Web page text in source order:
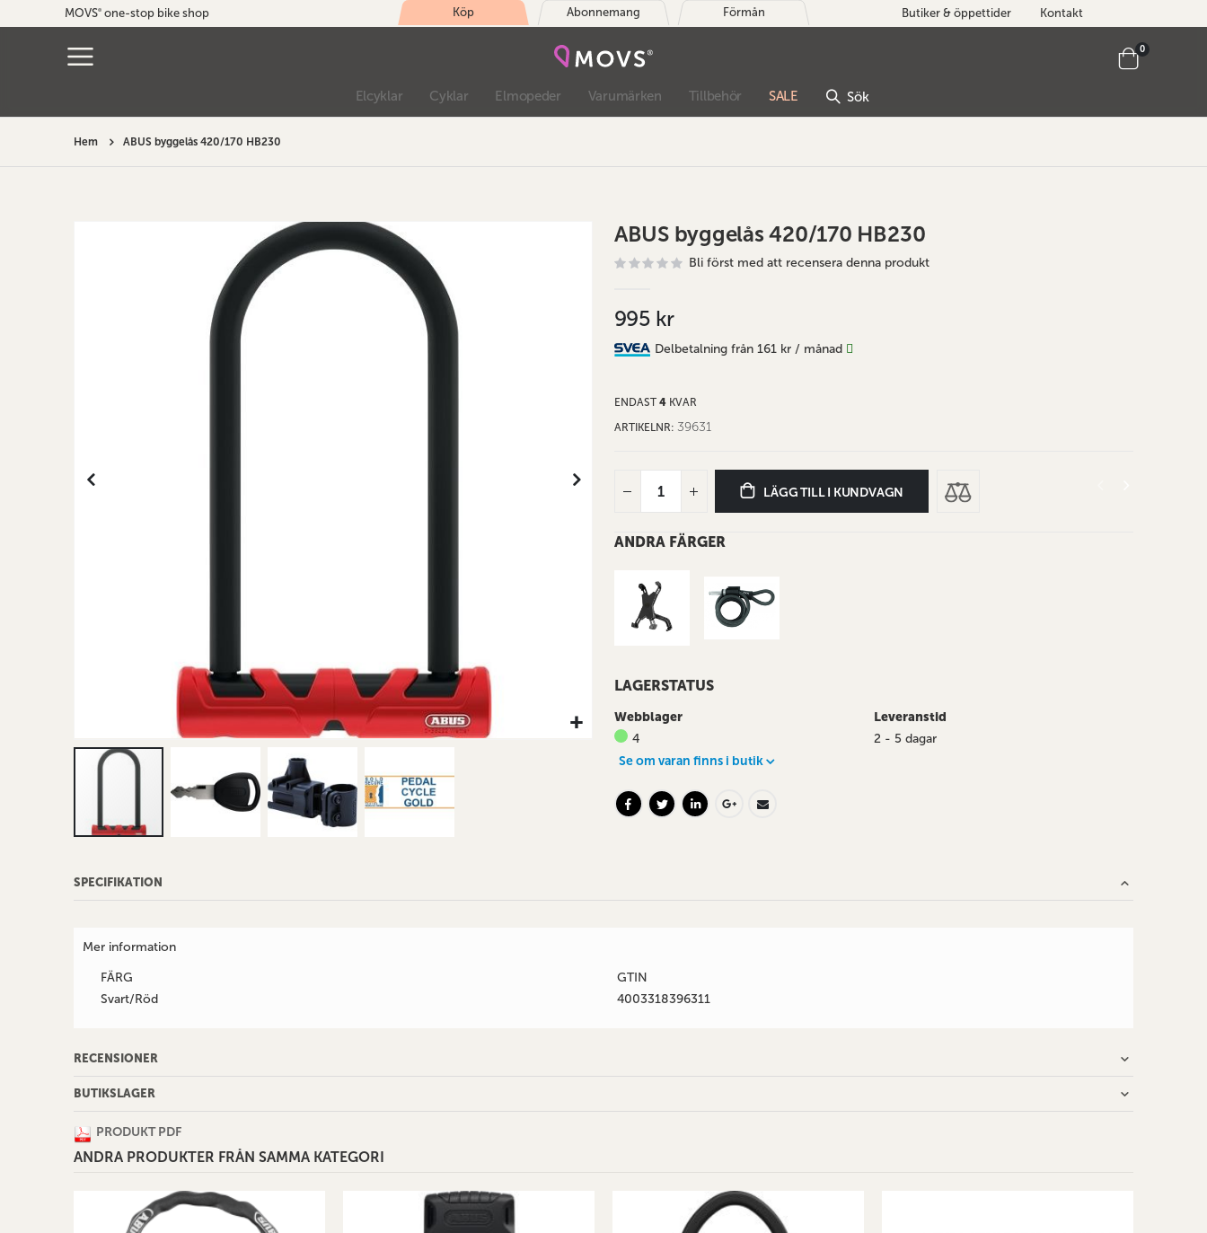
MOVS® one-stop bike shop Köp Abonnemang Förmån Butiker & öppettider Kontakt
Cart
0artiklar
Elcyklar Cyklar Elmopeder Varumärken Tillbehör SALE Sök
Hem ABUS byggelås 420/170 HB230
början
ABUS byggelås 420/170 HB230
Bli först med att recensera denna produkt
995 kr
Delbetalning från 161 kr/ månad
ENDAST 4KVAR
ARTIKELNR
39631
LÄGG TILL I KUNDVAGN
ANDRA FÄRGER
LAGERSTATUS
Webblager
Leveranstid
4
2 - 5 dagar
Se om varan finns i butik
SPECIFIKATION
Mer information
FÄRG
Svart/Röd
GTIN
4003318396311
RECENSIONER
BUTIKSLAGER
PRODUKT PDF
ANDRA PRODUKTER FRÅN SAMMA KATEGORI